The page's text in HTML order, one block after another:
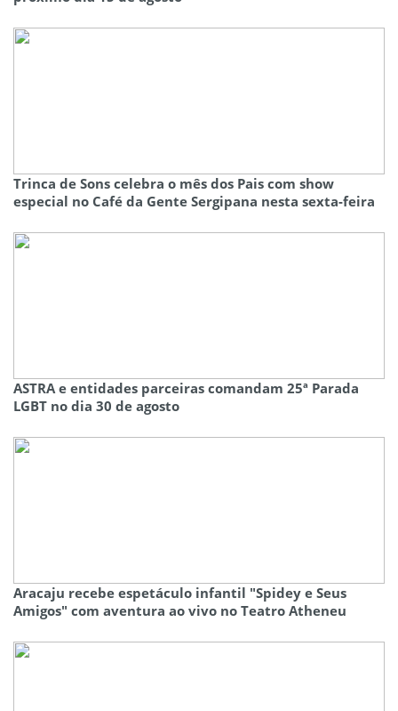
Trinca de Sons celebra o mês dos Pais com show
especial no Café da Gente Sergipana nesta sexta-feira
ASTRA e entidades parceiras comandam 25ª Parada
LGBT no dia 30 de agosto
Aracaju recebe espetáculo infantil "Spidey e Seus
Amigos" com aventura ao vivo no Teatro Atheneu